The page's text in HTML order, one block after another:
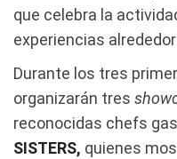
que celebra la
experiencias
Durante los tres
organizarán tres
reconocidas chefs
SISTERS, quienes